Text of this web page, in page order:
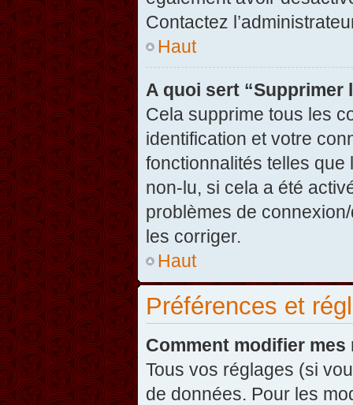
Contactez
Haut
A quoi sert “Supprimer
Cela supprime tous les
identification et votre
fonctionnalités telles que
non-lu, si cela a été
problèmes de
les corriger.
Haut
Préférences et
Comment modifier mes
Tous vos réglages (si
de données. Pour les